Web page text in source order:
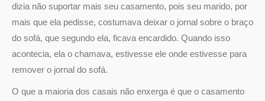
dizia não suportar mais seu casamento, pois seu marido, por
mais que ela pedisse, costumava deixar o jornal sobre o braço
do sofá, que segundo ela, ficava encardido. Quando isso
acontecia, ela o chamava, estivesse ele onde estivesse para
remover o jornal do sofá.
O que a maioria dos casais não enxerga é que o casamento